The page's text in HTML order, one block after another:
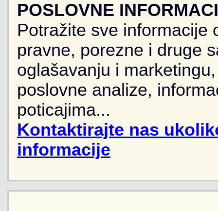
POSLOVNE
Potražite sve informacije
pravne, porezne i druge
oglašavanju i
poslovne analize,
poticajima...
Kontaktirajte nas
informacije